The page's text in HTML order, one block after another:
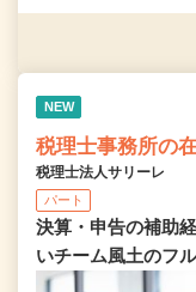
NEW
税理士事務所の
税理士法人サリーレ
パート
決算・申告の補助
いチーム⾵⼟のフ